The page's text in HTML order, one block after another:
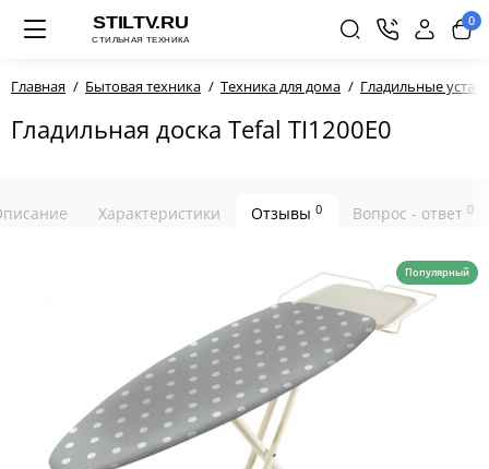
0
Главная Бытовая техника Техника для дома Гладильные
Гладильная доска Tefal TI1200E0
Характеристики Отзывы 0 Вопрос - ответ 0
Популярный